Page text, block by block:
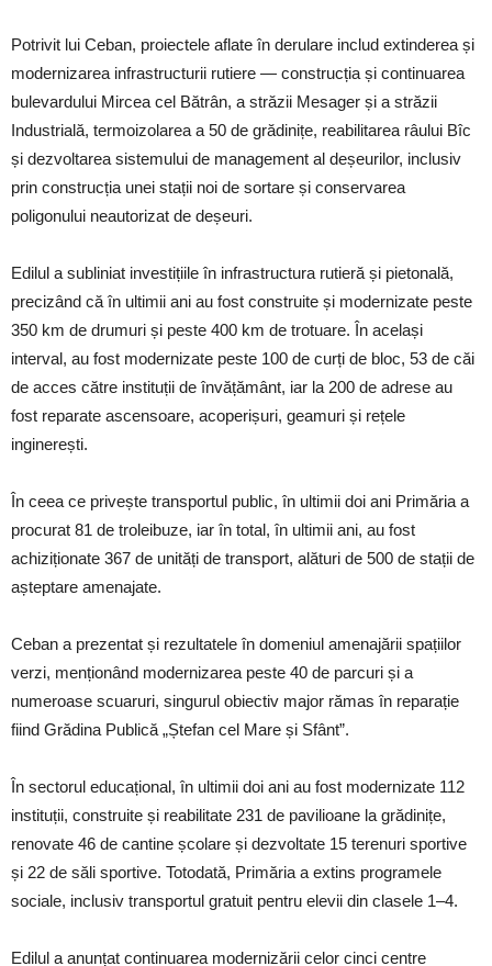
Potrivit lui Ceban, proiectele aflate în derulare includ extinderea și
modernizarea infrastructurii rutiere — construcția și continuarea
bulevardului Mircea cel Bătrân, a străzii Mesager și a străzii
Industrială, termoizolarea a 50 de grădinițe, reabilitarea râului Bîc
și dezvoltarea sistemului de management al deșeurilor, inclusiv
prin construcția unei stații noi de sortare și conservarea
poligonului neautorizat de deșeuri.
Edilul a subliniat investițiile în infrastructura rutieră și pietonală,
precizând că în ultimii ani au fost construite și modernizate peste
350 km de drumuri și peste 400 km de trotuare. În același
interval, au fost modernizate peste 100 de curți de bloc, 53 de căi
de acces către instituții de învățământ, iar la 200 de adrese au
fost reparate ascensoare, acoperișuri, geamuri și rețele
inginerești.
În ceea ce privește transportul public, în ultimii doi ani Primăria a
procurat 81 de troleibuze, iar în total, în ultimii ani, au fost
achiziționate 367 de unități de transport, alături de 500 de stații de
așteptare amenajate.
Ceban a prezentat și rezultatele în domeniul amenajării spațiilor
verzi, menționând modernizarea peste 40 de parcuri și a
numeroase scuaruri, singurul obiectiv major rămas în reparație
fiind Grădina Publică „Ștefan cel Mare și Sfânt”.
În sectorul educațional, în ultimii doi ani au fost modernizate 112
instituții, construite și reabilitate 231 de pavilioane la grădinițe,
renovate 46 de cantine școlare și dezvoltate 15 terenuri sportive
și 22 de săli sportive. Totodată, Primăria a extins programele
sociale, inclusiv transportul gratuit pentru elevii din clasele 1–4.
Edilul a anunțat continuarea modernizării celor cinci centre